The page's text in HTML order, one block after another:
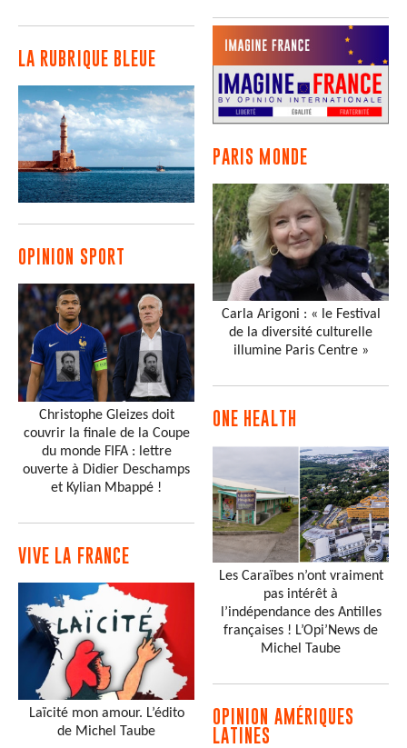
LA RUBRIQUE BLEUE
OPINION SPORT
Christophe Gleizes doit
couvrir la finale de la Coupe
du monde FIFA : lettre
ouverte à Didier Deschamps
et Kylian Mbappé !
VIVE LA FRANCE
Laïcité mon amour. L’édito
de Michel Taube
PARIS MONDE
Carla Arigoni : « le Festival
de la diversité culturelle
illumine Paris Centre »
ONE HEALTH
Les Caraïbes n’ont vraiment
pas intérêt à
l’indépendance des Antilles
françaises ! L’Opi’News de
Michel Taube
OPINION AMÉRIQUES
LATINES